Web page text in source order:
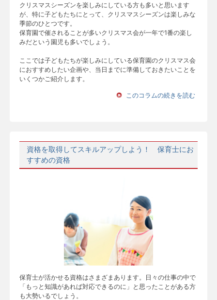
クリスマスシーズンを楽しみにしている方も多いと思います
が、特に子どもたちにとって、クリスマスシーズンは楽しみな
季節のひとつです。
保育園で催されることが多いクリスマス会が一年で1番の楽し
みだという園児も多いでしょう。
ここでは子どもたちが楽しみにしている保育園のクリスマス会
におすすめしたい企画や、当日までに準備しておきたいことを
いくつかご紹介します。
このコラムの続きを読む
資格を取得してスキルアップしよう！ 保育士にお
すすめの資格
保育士が活かせる資格はさまざまあります。日々の仕事の中で
「もっと知識があれば対応できるのに」と思ったことがある方
も大勢いるでしょう。